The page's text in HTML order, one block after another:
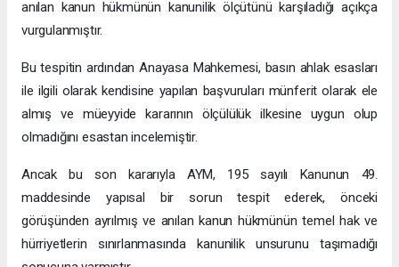
anılan kanun hükmünün kanunilik ölçütünü karşıladığı açıkça
vurgulanmıştır.
Bu tespitin ardından Anayasa Mahkemesi, basın ahlak esasları
ile ilgili olarak kendisine yapılan başvuruları münferit olarak ele
almış ve müeyyide kararının ölçülülük ilkesine uygun olup
olmadığını esastan incelemiştir.
Ancak bu son kararıyla AYM, 195 sayılı Kanunun 49.
maddesinde yapısal bir sorun tespit ederek, önceki
görüşünden ayrılmış ve anılan kanun hükmünün temel hak ve
hürriyetlerin sınırlanmasında kanunilik unsurunu taşımadığı